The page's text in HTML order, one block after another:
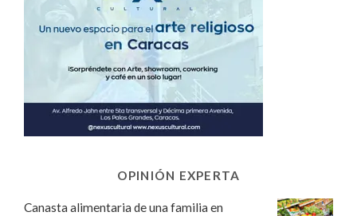
OPINIÓN EXPERTA
Canasta alimentaria de una familia en